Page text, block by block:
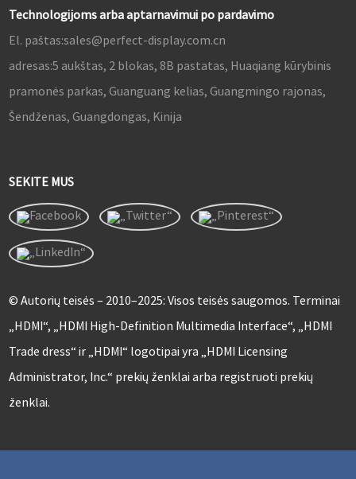
Technologijoms arba aptarnavimui po pardavimo
El. paštas:sales@perfect-display.com.cn
adresas:5 aukštas, 2 blokas, 8B pastatas, Huaqiang kūrybinis
pramonės parkas, Guanguang kelias, Guangmingo rajonas,
Šendženas, Guangdongas, Kinija
SEKITE MUS
© Autorių teisės – 2010–2025: Visos teisės saugomos. Terminai
„HDMI“, „HDMI High-Definition Multimedia Interface“, „HDMI
Trade dress“ ir „HDMI“ logotipai yra „HDMI Licensing
Administrator, Inc.“ prekių ženklai arba registruoti prekių
ženklai.